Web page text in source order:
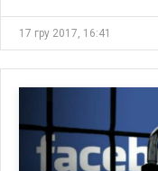
17 гру 2017, 16:41